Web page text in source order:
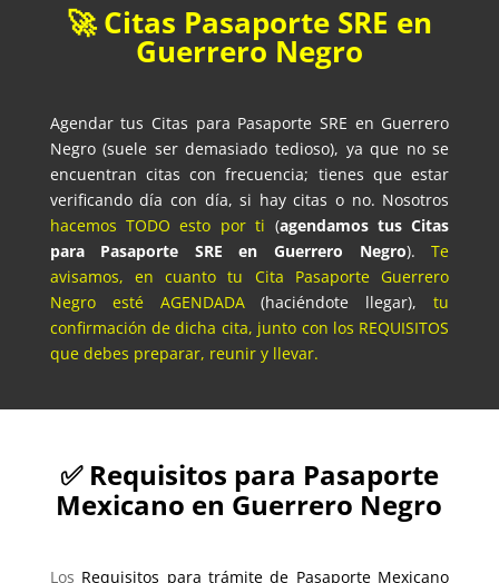
🚀 Citas Pasaporte SRE en
Guerrero Negro
Agendar tus Citas para Pasaporte SRE en Guerrero
Negro (suele ser demasiado tedioso), ya que no se
encuentran citas con frecuencia; tienes que estar
verificando día con día, si hay citas o no. Nosotros
hacemos TODO esto por ti (agendamos tus Citas
para Pasaporte SRE en Guerrero Negro).Te
avisamos, en cuanto tu Cita Pasaporte Guerrero
Negro esté AGENDADA(haciéndote llegar),tu
confirmación de dicha cita, junto con los REQUISITOS
que debes preparar, reunir y llevar.
✅ Requisitos para Pasaporte
Mexicano en Guerrero Negro
Los Requisitos para trámite de Pasaporte Mexicano